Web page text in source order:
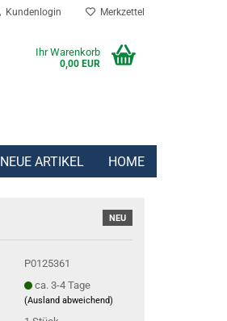
Kundenlogin Merkzettel
Ihr Warenkorb
0,00 EUR
NEUE ARTIKEL HOME
NEU
P0125361
ca. 3-4 Tage
(Ausland abweichend)